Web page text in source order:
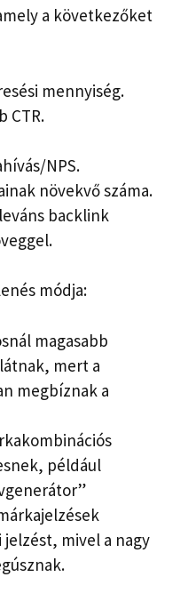
a következőket
mennyiség.
CTR.
NPS.
növekvő száma.
backlink
módja:
magasabb
mert a
megbíznak a
például
mivel a nagy